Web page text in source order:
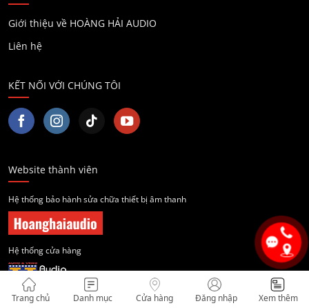
Giới thiệu về HOÀNG HẢI AUDIO
Liên hệ
KẾT NỐI VỚI CHÚNG TÔI
Website thành viên
Hệ thống bảo hành sửa chữa thiết bị âm thanh
Hệ thống cửa hàng
Trang chủ Danh mục Cửa hàng Đăng nhập Xem thêm